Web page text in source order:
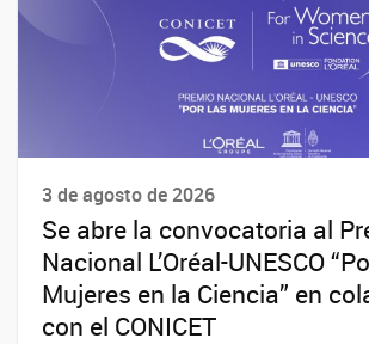
3 de agosto de 2026
Se abre la convocatoria al
Nacional L’Oréal-UNESCO
Mujeres en la Ciencia” en
con el CONICET